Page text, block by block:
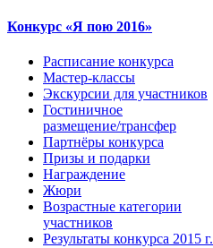
Конкурс «Я пою 2016»
Расписание конкурса
Мастер-классы
Экскурсии для участников
Гостиничное
размещение/трансфер
Партнёры конкурса
Призы и подарки
Награждение
Жюри
Возрастные категории
участников
Результаты конкурса 2015 г.